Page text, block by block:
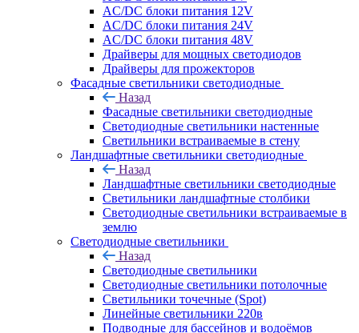
AC/DC блоки питания 12V
AC/DC блоки питания 24V
AC/DC блоки питания 48V
Драйверы для мощных светодиодов
Драйверы для прожекторов
Фасадные светильники светодиодные
Назад
Фасадные светильники светодиодные
Светодиодные светильники настенные
Светильники встраиваемые в стену
Ландшафтные светильники светодиодные
Назад
Ландшафтные светильники светодиодные
Светильники ландшафтные столбики
Светодиодные светильники встраиваемые в
землю
Светодиодные светильники
Назад
Светодиодные светильники
Светодиодные светильники потолочные
Светильники точечные (Spot)
Линейные светильники 220в
Подводные для бассейнов и водоёмов